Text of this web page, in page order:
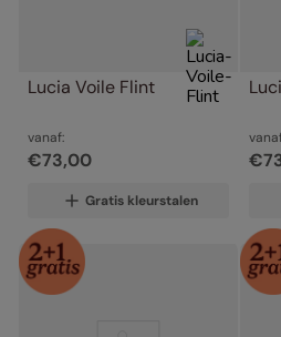
Lucia Voile Flint
vanaf:
€73,00
Gratis kleurstalen
€